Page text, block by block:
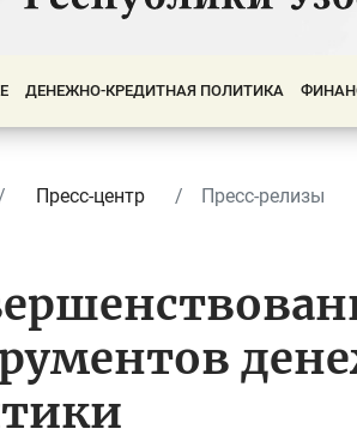
ДЕНЕЖНО-КРЕДИТНАЯ ПОЛИТИКА
Пресс-центр Пресс-релизы